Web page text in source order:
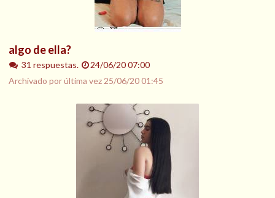
algo de ella?
31 respuestas.
24/06/20 07:00
Archivado por última vez 25/06/20 01:45